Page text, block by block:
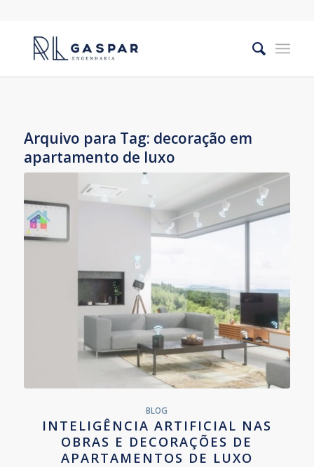
Arquivo para Tag: decoração em
apartamento de luxo
BLOG
INTELIGÊNCIA ARTIFICIAL NAS
OBRAS E DECORAÇÕES DE
APARTAMENTOS DE LUXO